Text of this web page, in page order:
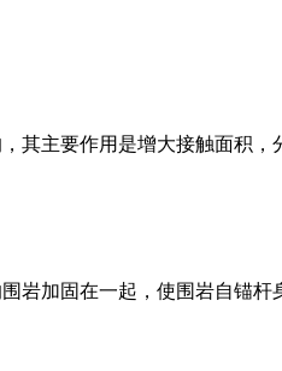
其主要作用是增大接触面积
岩加固在一起，使围岩自锚